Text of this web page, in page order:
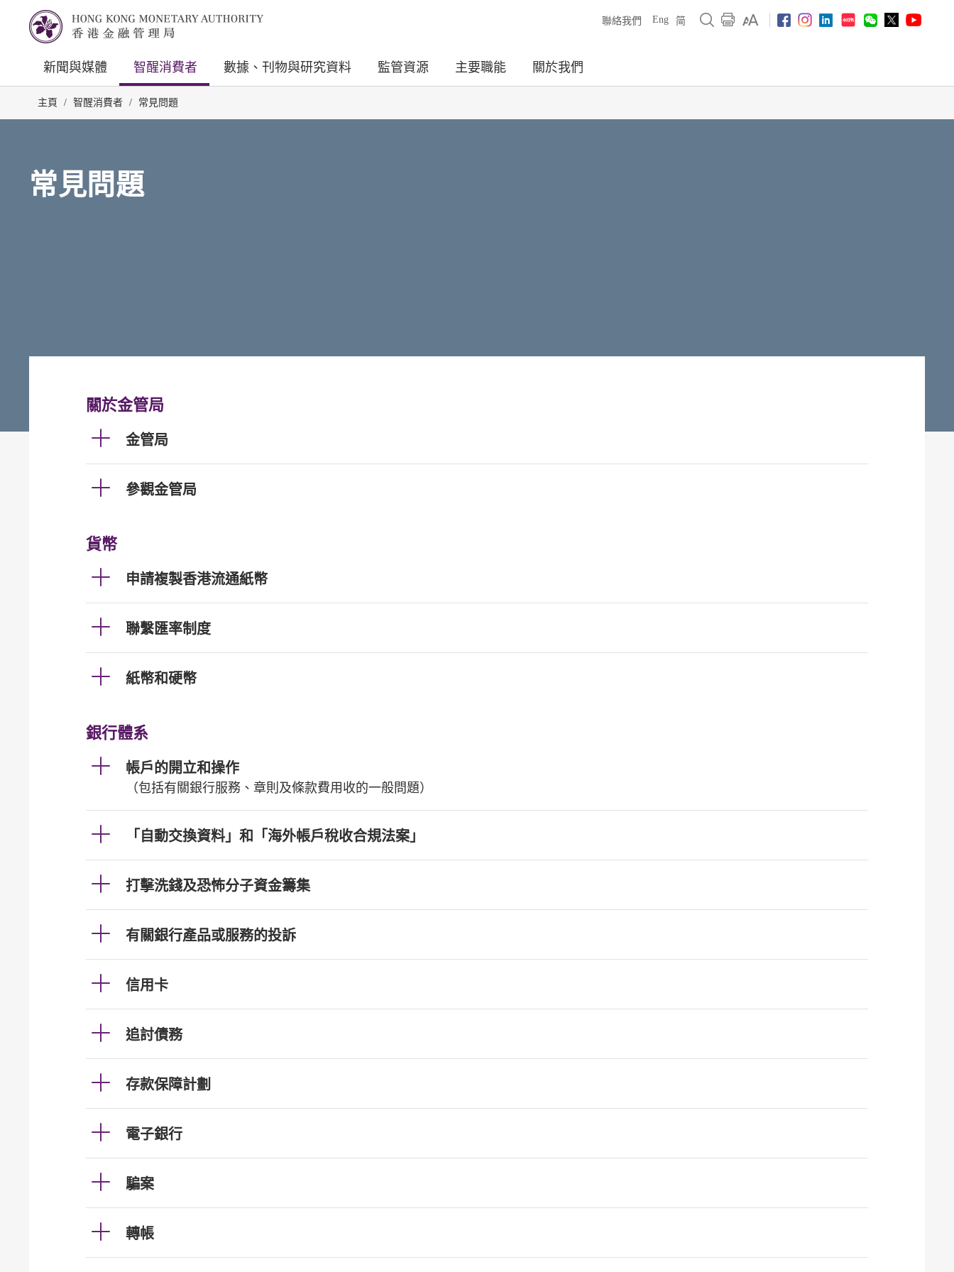
聯絡我們 Eng 简
新聞與媒體 智醒消費者 數據、刊物與研究資料 監管資源 主要職能 關於我們
主頁 / 智醒消費者 / 常見問題
常見問題
關於金管局
金管局
參觀金管局
貨幣
申請複製香港流通紙幣
聯繫匯率制度
紙幣和硬幣
銀行體系
帳戶的開立和操作
（包括有關銀行服務、章則及條款費用收的一般問題）
「自動交換資料」和「海外帳戶稅收合規法案」
打擊洗錢及恐怖分子資金籌集
有關銀行產品或服務的投訴
信用卡
追討債務
存款保障計劃
電子銀行
騙案
轉帳